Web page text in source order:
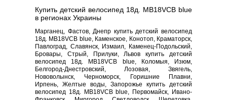
Купить детский велосипед 18д. MB18VCB blue
в регионах Украины
Марганец, Фастов, Днепр купить детский велосипед
18д. MB18VCB blue, Каменское, Конотоп, Краматорск,
Павлоград, Славянск, Измаил, Каменец-Подольский,
Бровары, Стрый, Прилуки, Львов купить детский
велосипед 18д. MB18VCB blue, Коломыя, Изюм,
Белгород-Днестровский, Лозовая, Звягель,
Нововолынск, Черноморск, Горишние Плавни,
Ирпень, Желтые воды, Запорожье купить детский
велосипед 18д. MB18VCB blue, Первомайск, Ивано-